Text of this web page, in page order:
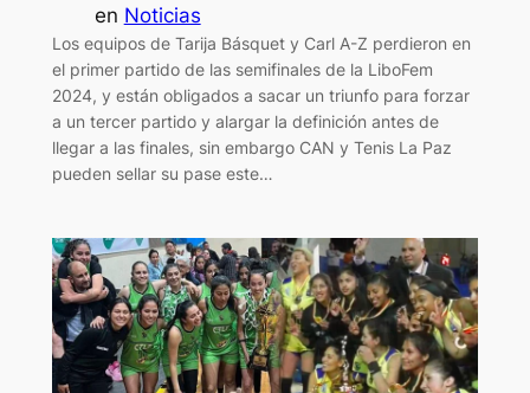
en Noticias
Los equipos de Tarija Básquet y Carl A-Z perdieron en
el primer partido de las semifinales de la LiboFem
2024, y están obligados a sacar un triunfo para forzar
a un tercer partido y alargar la definición antes de
llegar a las finales, sin embargo CAN y Tenis La Paz
pueden sellar su pase este…